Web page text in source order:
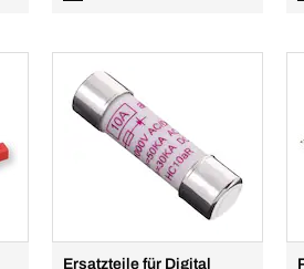
Ersatzteile für Digital